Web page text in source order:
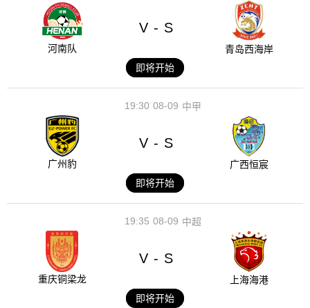
河南队
V - S
青岛西海岸
即将开始
08-09
19:30 中甲
广州豹
V - S
广西恒宸
即将开始
08-09
19:35 中超
重庆铜梁龙
V - S
上海海港
即将开始